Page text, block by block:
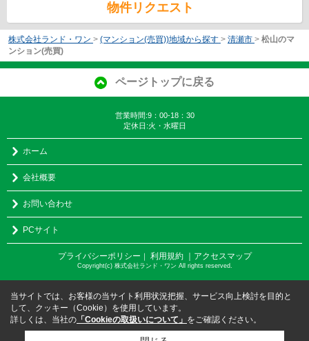
物件リクエスト
株式会社ランド・ワン > (マンション(売買))地域から探す > 清瀬市 > 松山のマ
ンション(売買)
ページトップに戻る
営業時間:9：00-18：30
定休日:火・水曜日
ホーム
会社概要
お問い合わせ
PCサイト
プライバシーポリシー 利用規約 ｜アクセスマップ
Copyright(c) 株式会社ランド・ワン All rights reserved.
当サイトでは、お客様の当サイト利用状況把握、サービス向上検討を目的と
して、クッキー（Cookie）を使用しています。
詳しくは、当社の 「Cookieの取扱いについて」 をご確認ください。